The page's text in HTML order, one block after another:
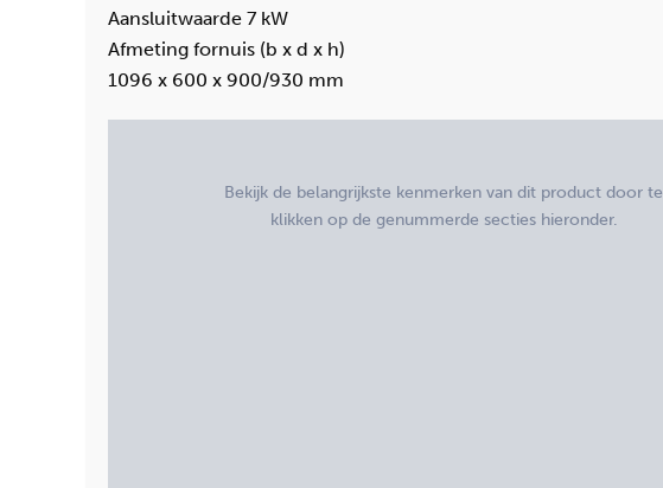
Aansluitwaarde 7 kW
Afmeting fornuis (b x d x h)
1096 x 600 x 900/930 mm
Bekijk de belangrijkste kenmerken van dit product door te
klikken op de genummerde secties hieronder.